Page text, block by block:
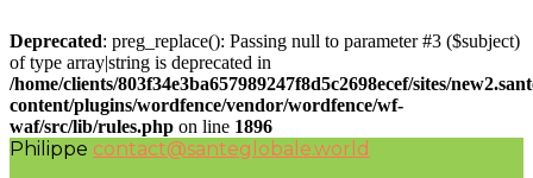
Deprecated: preg_replace(): Passing null to parameter #3 ($subject)
of type array|string is deprecated in
/home/clients/803f34e3ba657989247f8d5c2698ecef/sites/
content/plugins/wordfence/vendor/wordfence/wf-
waf/src/lib/rules.php on line 1896
Philippe contact@santeglobale.world